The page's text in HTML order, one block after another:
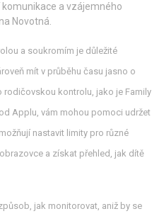
a vzájemného
Novotná.
a soukromím je důležité
mít v průběhu času jasno o
rodičovskou kontrolu, jako je Family
Applu, vám mohou pomoci udržet
nastavit limity pro různé
a získat přehled, jak dítě
jak monitorovat, aniž by se